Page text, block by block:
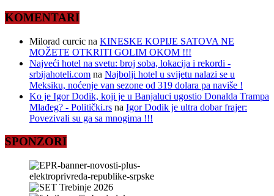
KOMENTARI
Milorad curcic na KINESKE KOPIJE SATOVA NE
MOŽETE OTKRITI GOLIM OKOM !!!
Najveći hotel na svetu: broj soba, lokacija i rekordi -
srbijahoteli.com na Najbolji hotel u svijetu nalazi se u
Meksiku, noćenje van sezone od 319 dolara pa naviše !
Ko je Igor Dodik, koji je u Banjaluci ugostio Donalda Trampa
Mlađeg? - Politički.rs na Igor Dodik je ultra dobar frajer:
Povezivali su ga sa mnogima !!!
SPONZORI